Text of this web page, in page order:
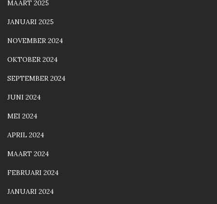
MAART 2025
JANUARI 2025
NOVEMBER 2024
OKTOBER 2024
SEPTEMBER 2024
JUNI 2024
MEI 2024
APRIL 2024
MAART 2024
FEBRUARI 2024
JANUARI 2024